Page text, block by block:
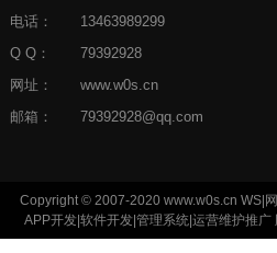
电话：
13463989299
Q Q：
79392928
网址：
www.w0s.cn
邮箱：
79392928@qq.com
Copyright © 2007-2020 www.w0s.cn WS|
APP开发|软件开发|管理系统|运营维护推广